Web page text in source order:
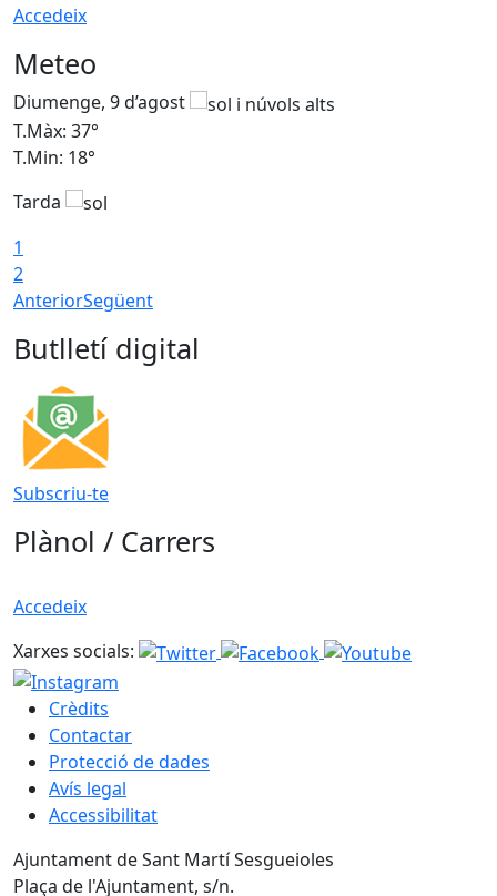
Accedeix
Meteo
Diumenge, 9 d’agost
T.Màx: 37°
T.Min: 18°
Tarda
1
2
AnteriorSegüent
Butlletí digital
Subscriu-te
Plànol / Carrers
Accedeix
Xarxes socials:
Crèdits
Contactar
Protecció de dades
Avís legal
Accessibilitat
Ajuntament de Sant Martí Sesgueioles
Plaça de l'Ajuntament, s/n.